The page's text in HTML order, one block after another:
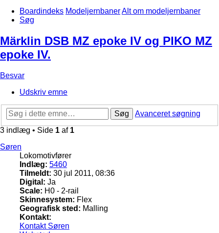
Boardindeks ModeljernbanerAlt om modeljernbaner
Søg
Märklin DSB MZ epoke IV og PIKO MZ
epoke IV.
Besvar
Udskriv emne
Søg
Avanceret søgning
3 indlæg • Side 1 af 1
Søren
Lokomotivfører
Indlæg: 5460
Tilmeldt: 30 jul 2011, 08:36
Digital: Ja
Scale: H0 - 2-rail
Skinnesystem: Flex
Geografisk sted: Malling
Kontakt:
Kontakt Søren